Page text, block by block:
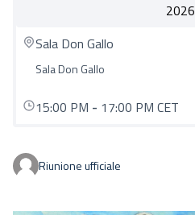
2026
Sala Don Gallo
Sala Don Gallo
15:00 PM - 17:00 PM CET
Riunione ufficiale